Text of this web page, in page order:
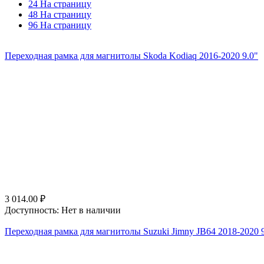
24 На страницу
48 На страницу
96 На страницу
Переходная рамка для магнитолы Skoda Kodiaq 2016-2020 9.0"
3 014.00 ₽
Доступность: Нет в наличии
Переходная рамка для магнитолы Suzuki Jimny JB64 2018-2020